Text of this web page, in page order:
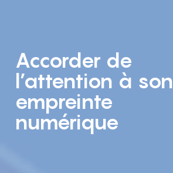
Accorder de
l’attention à son
empreinte
numérique